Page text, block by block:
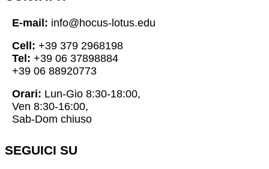
E-mail: info@hocus-lotus.edu
Cell: +39 379 2968198
Tel: +39 06 37898884
+39 06 88920773
Orari: Lun-Gio 8:30-18:00,
Ven 8:30-16:00,
Sab-Dom chiuso
SEGUICI SU